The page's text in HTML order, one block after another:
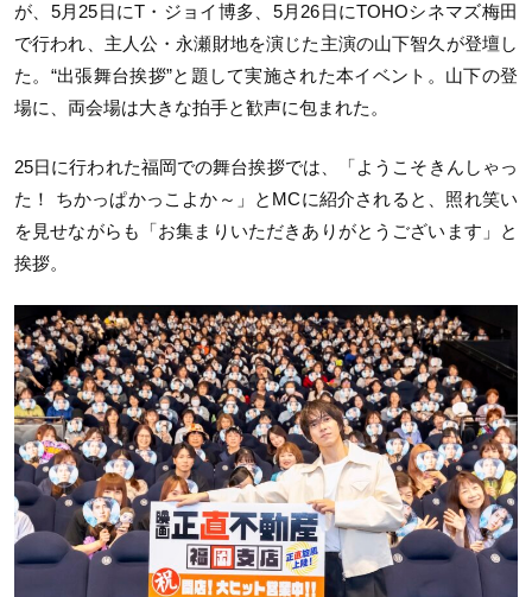
が、5月25日にT・ジョイ博多、5月26日にTOHOシネマズ梅田
で行われ、主人公・永瀬財地を演じた主演の山下智久が登壇し
た。“出張舞台挨拶”と題して実施された本イベント。山下の登
場に、両会場は大きな拍手と歓声に包まれた。
25日に行われた福岡での舞台挨拶では、「ようこそきんしゃっ
た！ ちかっぱかっこよか～」とMCに紹介されると、照れ笑い
を見せながらも「お集まりいただきありがとうございます」と
挨拶。